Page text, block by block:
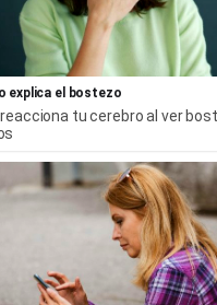
explica el bostezo
tu cerebro al ver